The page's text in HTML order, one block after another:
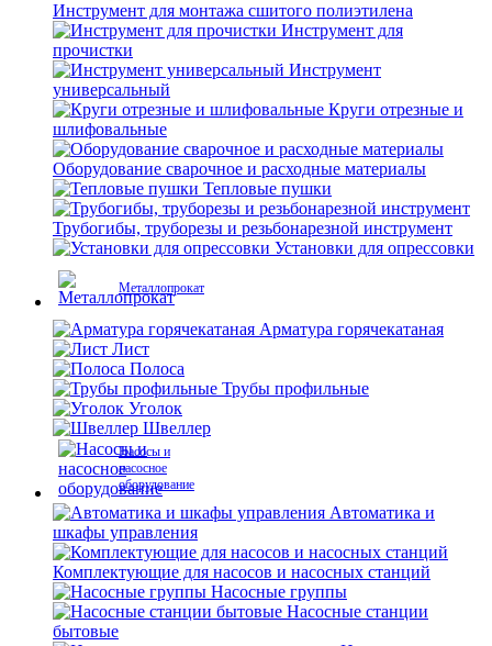
Инструмент для монтажа сшитого полиэтилена
Инструмент для
прочистки
Инструмент
универсальный
Круги отрезные и
шлифовальные
Оборудование сварочное и расходные материалы
Тепловые пушки
Трубогибы, труборезы и резьбонарезной инструмент
Установки для опрессовки
Металлопрокат
Арматура горячекатаная
Лист
Полоса
Трубы профильные
Уголок
Швеллер
Насосы и
насосное
оборудование
Автоматика и
шкафы управления
Комплектующие для насосов и насосных станций
Насосные группы
Насосные станции
бытовые